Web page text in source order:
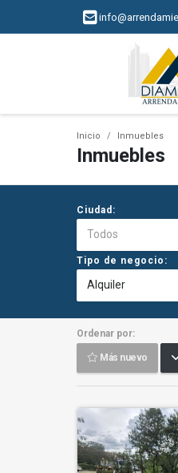
Inicio Inmuebles
Inmuebles
Ciudad:
Todos
Tipo de negocio:
Alquiler
Ordenar por:
Más nuevo